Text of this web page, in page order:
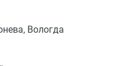
Вологда